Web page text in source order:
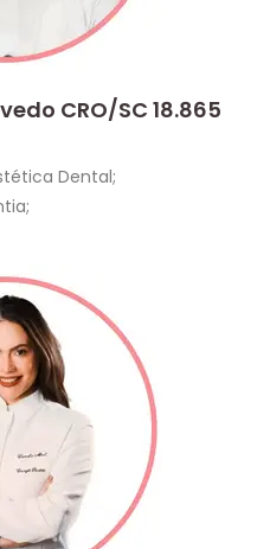
CRO/SC 18.865
Dental;